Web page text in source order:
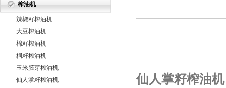
榨油机
辣椒籽榨油机
大豆榨油机
棉籽榨油机
桐籽榨油机
玉米胚芽榨油机
仙人掌籽榨油机
仙人掌籽榨油机